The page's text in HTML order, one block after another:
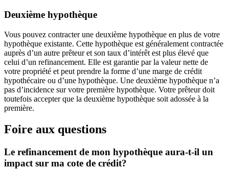
Deuxième hypothèque
Vous pouvez contracter une deuxième hypothèque en plus de votre
hypothèque existante. Cette hypothèque est généralement contractée
auprès d’un autre prêteur et son taux d’intérêt est plus élevé que
celui d’un refinancement. Elle est garantie par la valeur nette de
votre propriété et peut prendre la forme d’une marge de crédit
hypothécaire ou d’une hypothèque. Une deuxième hypothèque n’a
pas d’incidence sur votre première hypothèque. Votre prêteur doit
toutefois accepter que la deuxième hypothèque soit adossée à la
première.
Foire aux questions
Le refinancement de mon hypothèque aura-t-il un
impact sur ma cote de crédit?